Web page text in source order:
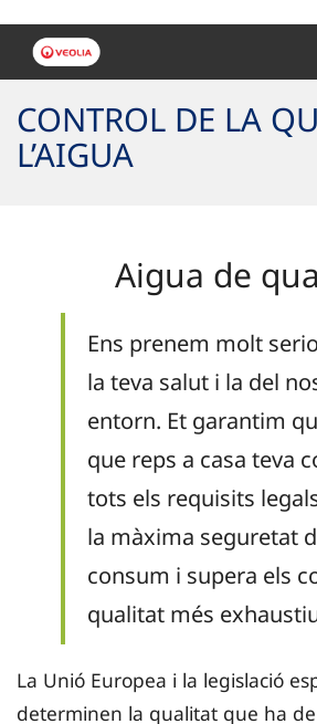
CONTROL DE LA
L’AIGUA
Aigua de
Ens prenem molt
la teva salut i la del
entorn. Et garantim
que reps a casa teva
tots els requisits
la màxima seguretat
consum i supera els
qualitat més
La Unió Europea i la legislació
determinen la qualitat que ha de